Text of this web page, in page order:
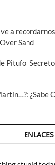
a
Sand
Pitufo:
¿Sabe
ENLACES